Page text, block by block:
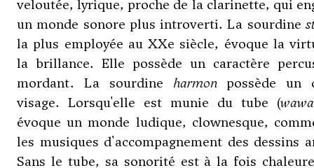
veloutée, lyrique, proche de la clarinette, qui
un monde sonore plus introverti. La sourdine
la plus employée au XXe siècle, évoque la
la brillance. Elle possède un caractère
mordant. La sourdine harmonpossède un
visage. Lorsqu'elle est munie du tube (wawa
évoque un monde ludique, clownesque,
les musiques d'accompagnement des dessins
Sans le tube, sa sonorité est à la fois